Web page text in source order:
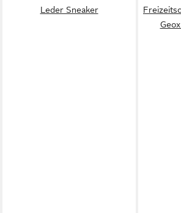
Leder Sneaker